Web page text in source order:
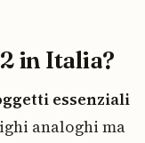
in Italia?
essenziali
analoghi ma